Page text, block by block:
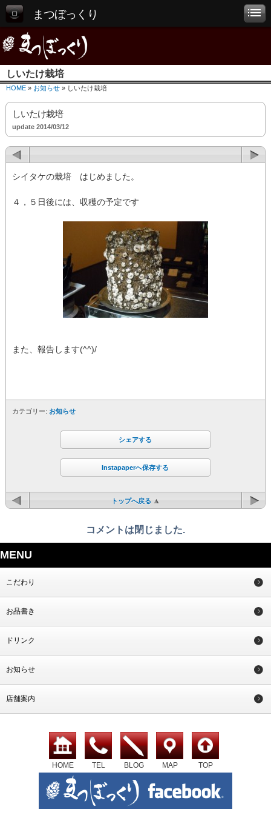
まつぼっくり
しいたけ栽培
HOME » お知らせ » しいたけ栽培
しいたけ栽培
update 2014/03/12
シイタケの栽培 はじめました。
４，５日後には、収穫の予定です
また、報告します(^^)/
カテゴリー: お知らせ
シェアする
Instapaperへ保存する
トップへ戻る
コメントは閉じました.
MENU
こだわり
お品書き
ドリンク
お知らせ
店舗案内
HOME TEL BLOG MAP TOP